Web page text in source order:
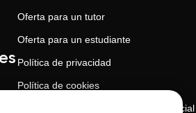
Oferta para un tutor
Oferta para un estudiante
Política de privacidad
Política de cookies
Política de uso de la inteligencia artificial